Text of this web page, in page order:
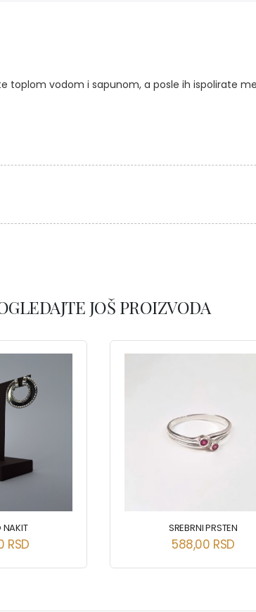
toplom vodom i sapunom, a posle ih ispolirate
JOŠ PROIZVODA
NAKIT
RSD
SREBRNI PRSTEN
588,00 RSD